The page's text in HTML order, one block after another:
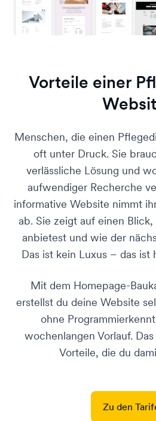
Vorteile einer
Menschen, die einen
oft unter Druck. Sie
verlässliche Lösung und
aufwendiger Recherche
informative Website nimmt
ab. Sie zeigt auf einen
anbietest und wie der
Das ist kein Luxus – das ist
Mit dem Homepage-
erstellst du deine Website
ohne
wochenlangen Vorlauf.
Vorteile, die du
Zu den